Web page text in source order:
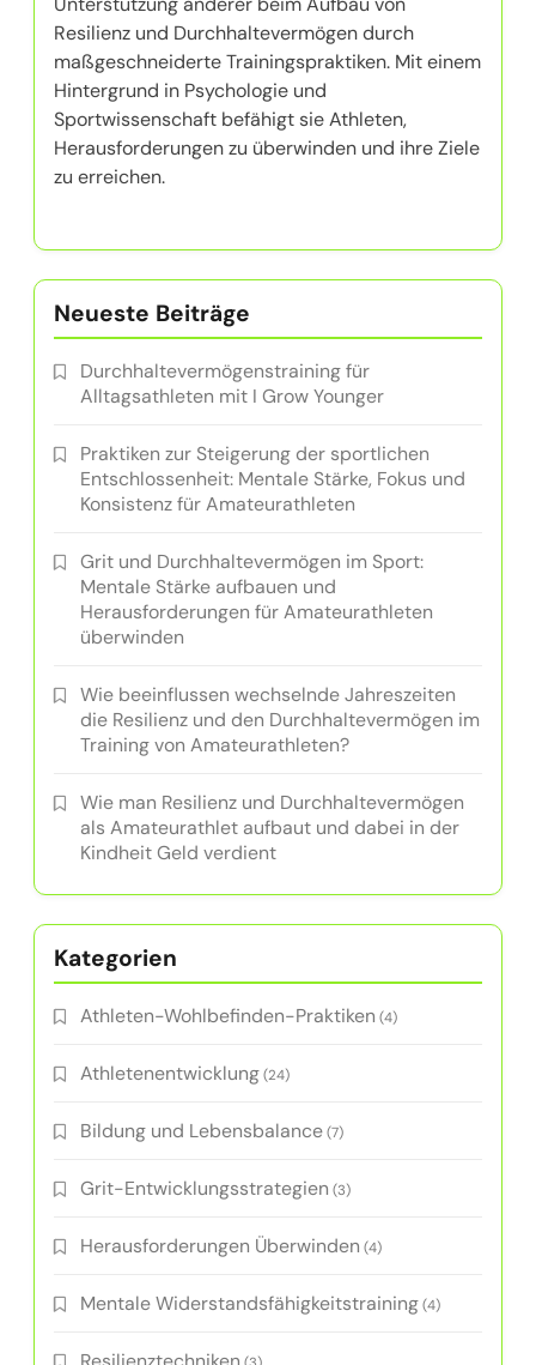
Resilienz und Durchhaltevermögen durch
maßgeschneiderte Trainingspraktiken. Mit einem
Hintergrund in Psychologie und
Sportwissenschaft befähigt sie Athleten,
Herausforderungen zu überwinden und ihre Ziele
zu erreichen.
Neueste Beiträge
Durchhaltevermögenstraining für
Alltagsathleten mit I Grow Younger
Praktiken zur Steigerung der sportlichen
Entschlossenheit: Mentale Stärke, Fokus und
Konsistenz für Amateurathleten
Grit und Durchhaltevermögen im Sport:
Mentale Stärke aufbauen und
Herausforderungen für Amateurathleten
überwinden
Wie beeinflussen wechselnde Jahreszeiten
die Resilienz und den Durchhaltevermögen im
Training von Amateurathleten?
Wie man Resilienz und Durchhaltevermögen
als Amateurathlet aufbaut und dabei in der
Kindheit Geld verdient
Kategorien
Athleten-Wohlbefinden-Praktiken (4)
Athletenentwicklung(24)
Bildung und Lebensbalance(7)
Grit-Entwicklungsstrategien (3)
Herausforderungen Überwinden (4)
Mentale Widerstandsfähigkeitstraining(4)